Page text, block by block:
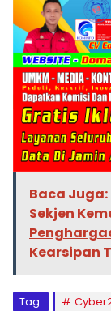
Baca Juga:
Sekjen
Kearsipan
Tag: